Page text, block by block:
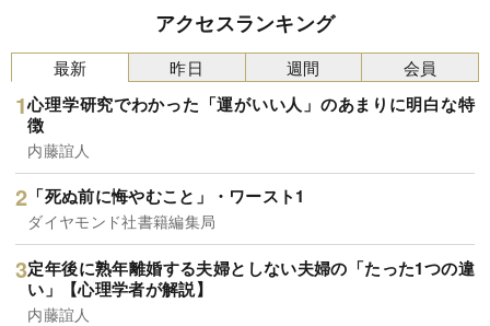
アクセスランキング
最新
心理学研究でわかった「運がいい人」のあまりに明白な特
徴
内藤誼人
「死ぬ前に悔やむこと」・ワースト1
ダイヤモンド社書籍編集局
定年後に熟年離婚する夫婦としない夫婦の「たった1つの違
い」【心理学者が解説】
内藤誼人
昨日 週間 会員